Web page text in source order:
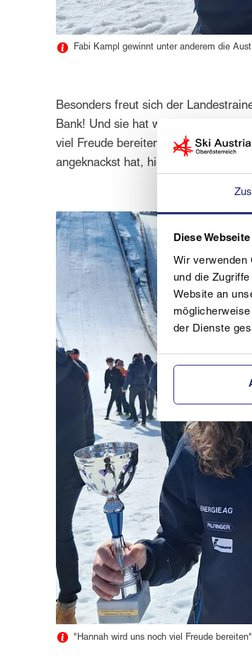
Diese
Wir verwenden
und die
Website an
der Dienste
Fabi Kampl gewinnt unter anderem die
Besonders freut sich der
Bank! Und sie hat wieder bewiesen,
viel Freude bereiten wird.
angeknackst hat, hier erstmals
"Hannah wird uns noch viel Freude